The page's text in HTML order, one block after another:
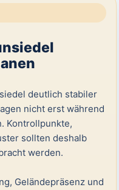
deutlich stabiler
nicht erst während
Kontrollpunkte,
sollten deshalb
werden.
Geländepräsenz und